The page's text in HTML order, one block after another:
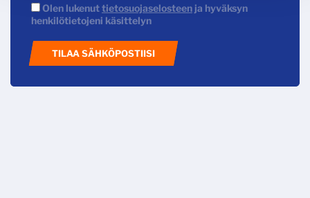
Olen lukenuttietosuojaselosteen ja hyväksyn
henkilötietojeni käsittelyn
TILAA SÄHKÖPOSTIISI